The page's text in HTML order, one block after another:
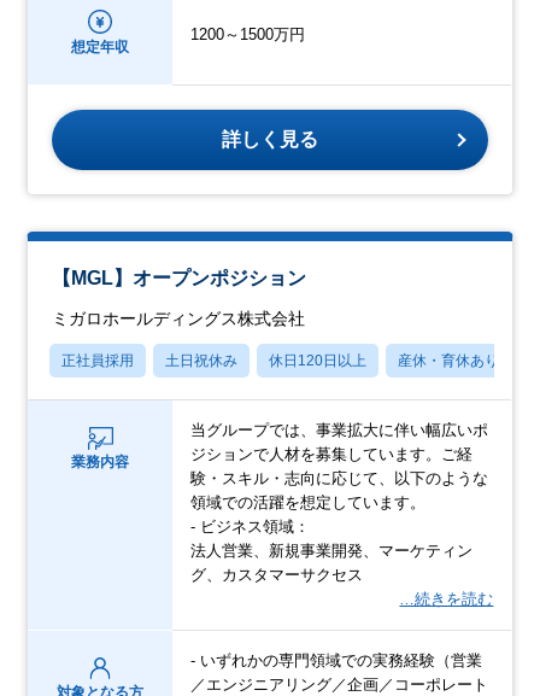
想定年収
1200～1500万円
詳しく見る
【MGL】オープンポジション
ミガロホールディングス株式会社
正社員採用 土日祝休み 休日120日以上 産休・育休あり
業務内容
当グループでは、事業拡大に伴い幅広いポ
ジションで人材を募集しています。ご経
験・スキル・志向に応じて、以下のような
領域での活躍を想定しています。
- ビジネス領域：
法人営業、新規事業開発、マーケティン
グ、カスタマーサクセス
…続きを読む
対象となる方
- いずれかの専門領域での実務経験（営業
／エンジニアリング／企画／コーポレート